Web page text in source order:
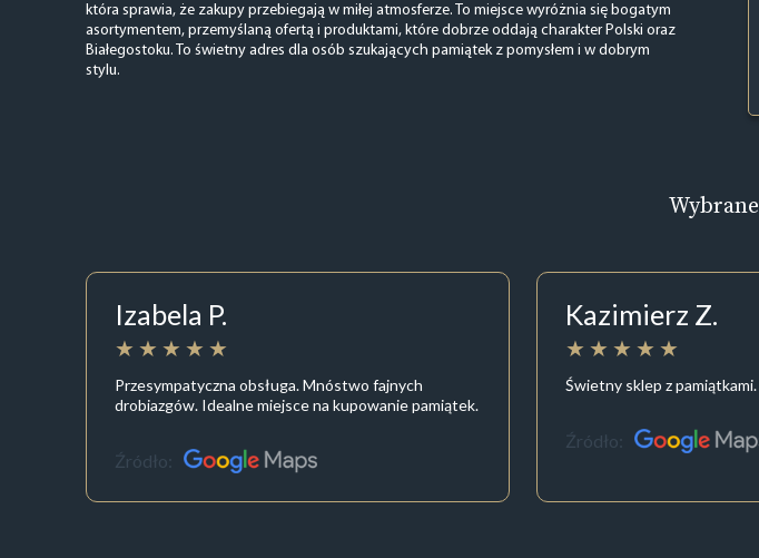
która sprawia, że zakupy przebiegają w miłej atmosferze. To miejsce wyróżnia się bogatym
asortymentem, przemyślaną ofertą i produktami, które dobrze oddają charakter Polski oraz
Białegostoku. To świetny adres dla osób szukających pamiątek z pomysłem i w dobrym
stylu.
Wybrane
Izabela P.
Przesympatyczna obsługa. Mnóstwo fajnych
drobiazgów. Idealne miejsce na kupowanie pamiątek.
Źródło:
Kazimierz Z.
Świetny sklep z pamiątkami.
Źródło: